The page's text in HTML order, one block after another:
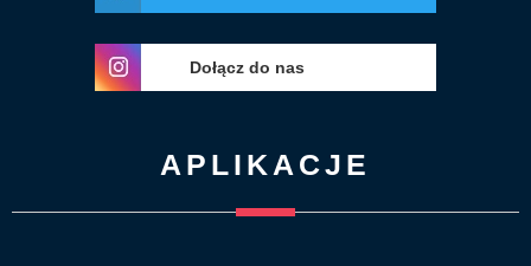
Dołącz do nas
APLIKACJE